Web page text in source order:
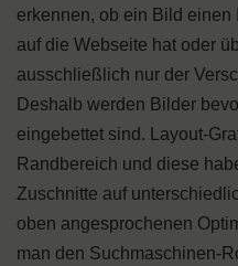
erkennen, ob ein Bild
auf die Webseite hat oder
ausschließlich nur der
Deshalb werden Bilder
eingebettet sind. Layout-
Randbereich und diese
Zuschnitte auf
oben angesprochenen
man den Suchmaschinen-